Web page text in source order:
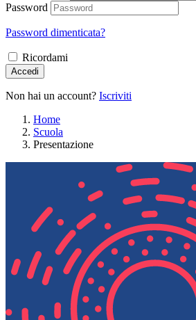
Password
Password dimenticata?
Ricordami
Accedi
Non hai un account? Iscriviti
Home
Scuola
Presentazione